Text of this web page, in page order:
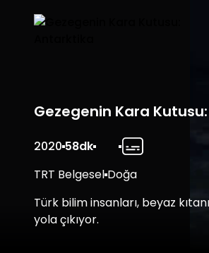
Gezegenin Kara
2020 58dk
TRT Belgesel Doğa
Türk bilim insanları, beyaz
yola çıkıyor.